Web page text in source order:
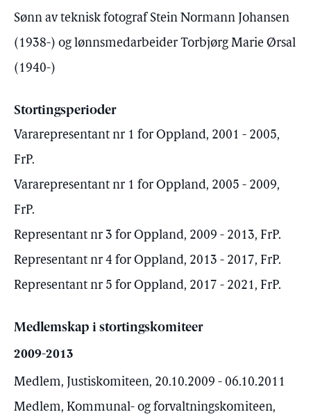
Sønn av teknisk fotograf Stein Normann Johansen
(1938-) og lønnsmedarbeider Torbjørg Marie Ørsal
(1940-)
Stortingsperioder
Vararepresentant nr 1 for Oppland, 2001 - 2005,
FrP.
Vararepresentant nr 1 for Oppland, 2005 - 2009,
FrP.
Representant nr 3 for Oppland, 2009 - 2013, FrP.
Representant nr 4 for Oppland, 2013 - 2017, FrP.
Representant nr 5 for Oppland, 2017 - 2021, FrP.
Medlemskap i stortingskomiteer
2009-2013
Medlem, Justiskomiteen, 20.10.2009 - 06.10.2011
Medlem, Kommunal- og forvaltningskomiteen,